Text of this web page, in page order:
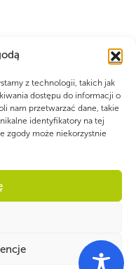
z technologii, takich jak
dostępu do informacji o
nam przetwarzać dane, takie
identyfikatory na tej
zgody może niekorzystnie